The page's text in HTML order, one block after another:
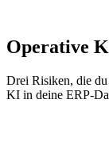
Operative
Drei Risiken, die du
KI in deine ERP-